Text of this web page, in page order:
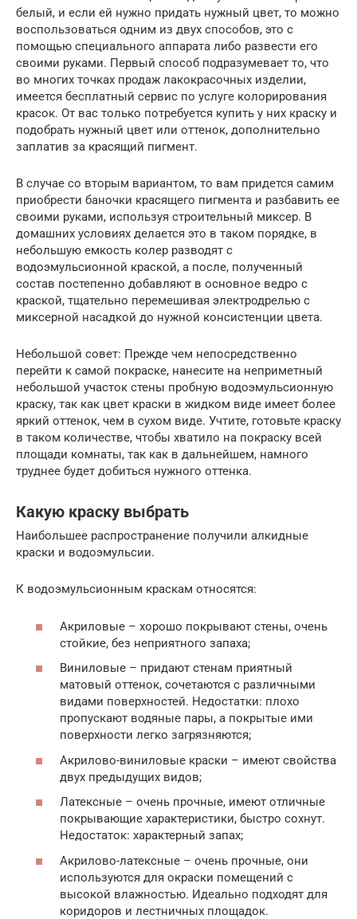
белый, и если ей нужно придать нужный цвет, то можно
воспользоваться одним из двух способов, это с
помощью специального аппарата либо развести его
своими руками. Первый способ подразумевает то, что
во многих точках продаж лакокрасочных изделии,
имеется бесплатный сервис по услуге колорирования
красок. От вас только потребуется купить у них краску и
подобрать нужный цвет или оттенок, дополнительно
заплатив за красящий пигмент.
В случае со вторым вариантом, то вам придется самим
приобрести баночки красящего пигмента и разбавить ее
своими руками, используя строительный миксер. В
домашних условиях делается это в таком порядке, в
небольшую емкость колер разводят с
водоэмульсионной краской, а после, полученный
состав постепенно добавляют в основное ведро с
краской, тщательно перемешивая электродрелью с
миксерной насадкой до нужной консистенции цвета.
Небольшой совет: Прежде чем непосредственно
перейти к самой покраске, нанесите на неприметный
небольшой участок стены пробную водоэмульсионную
краску, так как цвет краски в жидком виде имеет более
яркий оттенок, чем в сухом виде. Учтите, готовьте краску
в таком количестве, чтобы хватило на покраску всей
площади комнаты, так как в дальнейшем, намного
труднее будет добиться нужного оттенка.
Какую краску выбрать
Наибольшее распространение получили алкидные
краски и водоэмульсии.
К водоэмульсионным краскам относятся:
Акриловые – хорошо покрывают стены, очень
стойкие, без неприятного запаха;
Виниловые – придают стенам приятный
матовый оттенок, сочетаются с различными
видами поверхностей. Недостатки: плохо
пропускают водяные пары, а покрытые ими
поверхности легко загрязняются;
Акрилово-виниловые краски – имеют свойства
двух предыдущих видов;
Латексные – очень прочные, имеют отличные
покрывающие характеристики, быстро сохнут.
Недостаток: характерный запах;
Акрилово-латексные – очень прочные, они
используются для окраски помещений с
высокой влажностью. Идеально подходят для
коридоров и лестничных площадок.